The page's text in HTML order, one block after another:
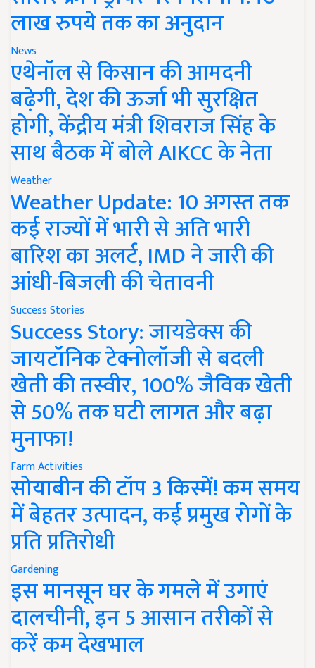
लाख रुपये तक का अनुदान
News
एथेनॉल से किसान की आमदनी
बढ़ेगी, देश की ऊर्जा भी सुरक्षित
होगी, केंद्रीय मंत्री शिवराज सिंह के
साथ बैठक में बोले AIKCC के नेता
Weather
Weather Update: 10 अगस्त तक
कई राज्यों में भारी से अति भारी
बारिश का अलर्ट, IMD ने जारी की
आंधी-बिजली की चेतावनी
Success Stories
Success Story: जायडेक्स की
जायटॉनिक टेक्नोलॉजी से बदली
खेती की तस्वीर, 100% जैविक खेती
से 50% तक घटी लागत और बढ़ा
मुनाफा!
Farm Activities
सोयाबीन की टॉप 3 किस्में! कम समय
में बेहतर उत्पादन, कई प्रमुख रोगों के
प्रति प्रतिरोधी
Gardening
इस मानसून घर के गमले में उगाएं
दालचीनी, इन 5 आसान तरीकों से
करें कम देखभाल